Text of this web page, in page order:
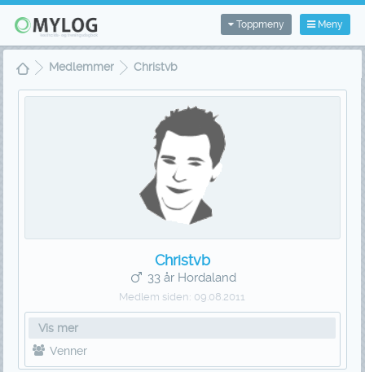
Meny
Toppmeny
Medlemmer Christvb
Christvb
33 år Hordaland
Medlem siden: 09.08.2011
Vis mer
Venner